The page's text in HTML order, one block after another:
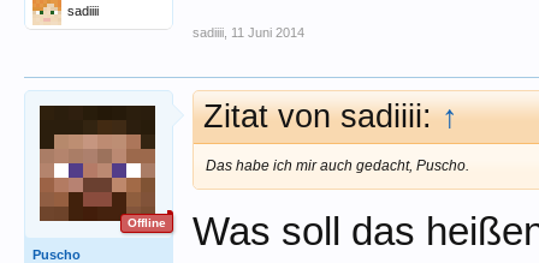
sadiiii
sadiiii 11 Juni 2014
Offline
Puscho
Zitat von sadiiii:↑
Das habe ich mir auch gedacht, Puscho.
Was soll das